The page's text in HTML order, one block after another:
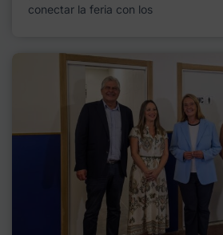
conectar la feria con los